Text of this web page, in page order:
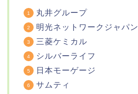
丸井グループ
明光ネットワークジャパン
三菱ケミカル
シルバーライフ
日本モーゲージ
サムティ